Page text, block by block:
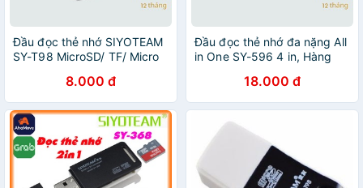
Đầu đọc thẻ nhớ SIYOTEAM
SY-T98 MicroSD/ TF/ Micro
chính hãng8.000 đ
Đầu đọc thẻ nhớ đa nặng All
in One SY-596 4 in, Hàng
18.000 đ